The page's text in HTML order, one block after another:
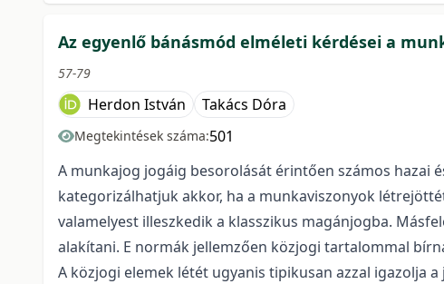
Az egyenlő bánásmód elméleti kérdései a
57-79
Herdon István Takács Dóra
Megtekintések száma:501
A munkajog jogáig besorolását érintően számos hazai
kategorizálhatjuk akkor, ha a munkaviszonyok
valamelyest illeszkedik a klasszikus magánjogba.
alakítani. E normák jellemzően közjogi tartalommal
A közjogi elemek létét ugyanis tipikusan azzal igazolja